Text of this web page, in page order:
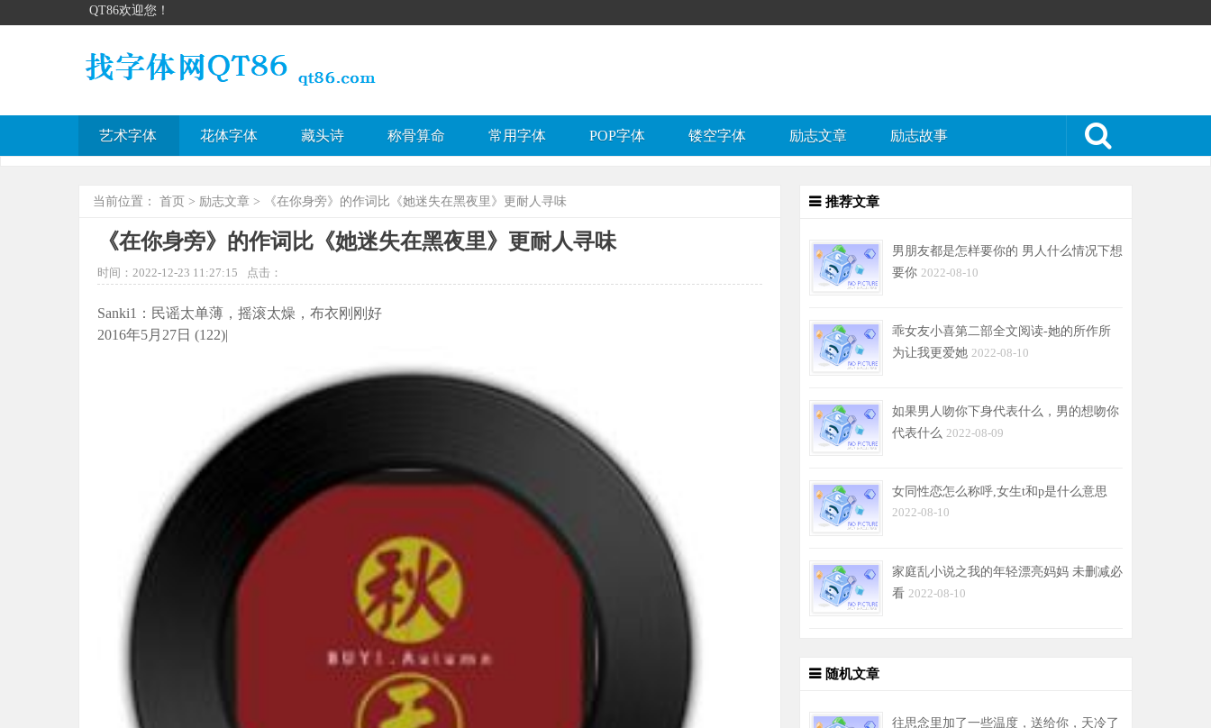
QT86欢迎您！
艺术字体 花体字体 藏头诗 称骨算命 常用字体 POP字体 镂空字体 励志文章 励志故事
当前位置： 首页 > 励志文章 > 《在你身旁》的作词比《她迷失在黑夜里》更耐人寻味
《在你身旁》的作词比《她迷失在黑夜里》更耐人寻味
时间：2022-12-23 11:27:15 点击：
Sanki1：民谣太单薄，摇滚太燥，布衣刚刚好
2016年5月27日 (122)|
推荐文章
男朋友都是怎样要你的 男人什么情况下想
要你 2022-08-10
乖女友小喜第二部全文阅读-她的所作所
为让我更爱她 2022-08-10
如果男人吻你下身代表什么，男的想吻你
代表什么 2022-08-09
女同性恋怎么称呼,女生t和p是什么意思
2022-08-10
家庭乱小说之我的年轻漂亮妈妈 未删减必
看 2022-08-10
随机文章
往思念里加了一些温度，送给你，天冷了